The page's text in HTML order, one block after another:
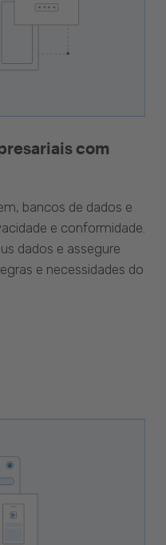
com
bancos de dados e
e conformidade.
dados e assegure
e necessidades do